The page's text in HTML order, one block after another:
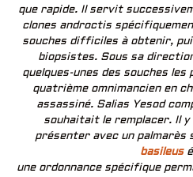
que rapide. Il servit
clones androctis
souches difficiles à obtenir,
biopsistes. Sous sa
quelques-unes des souches les
quatrième omnimancien en
assassiné. Salias Yesod
souhaitait le remplacer. Il y
présenter avec un palmarès
basileus
une ordonnance spécifique